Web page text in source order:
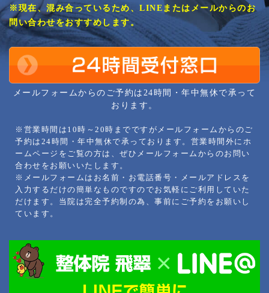
※現在、混み合っているため、LINEまたはメールからのお
問い合わせをおすすめします。
メールフォームからのご予約は24時間・年中無休で承って
おります。
※営業時間は10時～20時までですがメールフォームからのご
予約は24時間・年中無休で承っております。営業時間外にホ
ームページをご覧の方は、ぜひメールフォームからのお問い
合わせをお願いいたします。
※メールフォームはお名前・お電話番号・メールアドレスを
入力するだけの簡単なものですのでお気軽にご利用していた
だけます。当院は完全予約制の為、事前にご予約をお願いし
ています。